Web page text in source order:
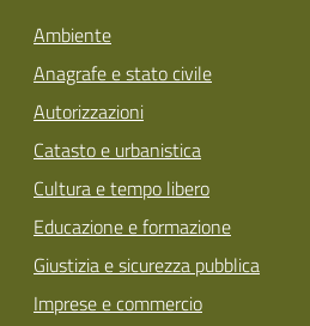
Ambiente
Anagrafe e stato civile
Autorizzazioni
Catasto e urbanistica
Cultura e tempo libero
Educazione e formazione
Giustizia e sicurezza pubblica
Imprese e commercio